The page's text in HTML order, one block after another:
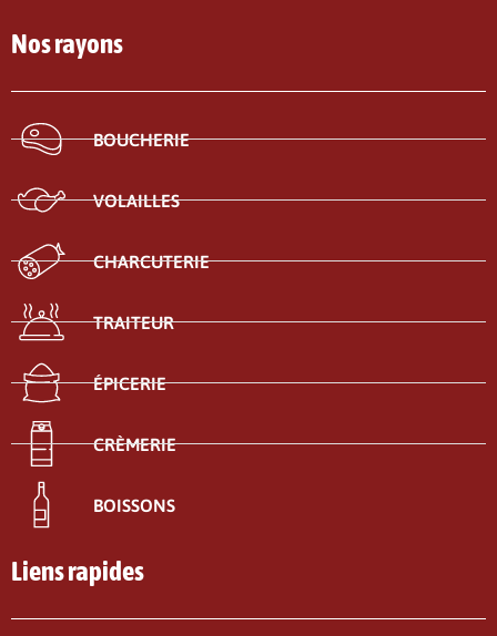
Nos rayons
BOUCHERIE
VOLAILLES
CHARCUTERIE
TRAITEUR
ÉPICERIE
CRÈMERIE
BOISSONS
Liens rapides